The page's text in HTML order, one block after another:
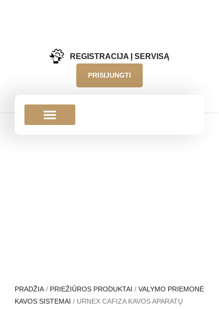
REGISTRACIJA Į SERVISĄ
PRISIJUNGTI
PRADŽIA / PRIEŽIŪROS PRODUKTAI / VALYMO PRIEMONĖ
KAVOS SISTEMAI / URNEX CAFIZA KAVOS APARATŲ